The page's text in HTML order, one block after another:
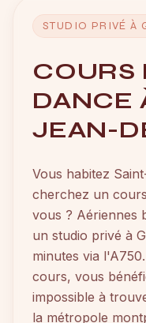
STUDIO PRIVÉ À
COURS
DANCE
JEAN-
Vous habitez
cherchez un
vous ? Aériennes
un studio privé à
minutes via
cours, vous
impossible à
la métropole